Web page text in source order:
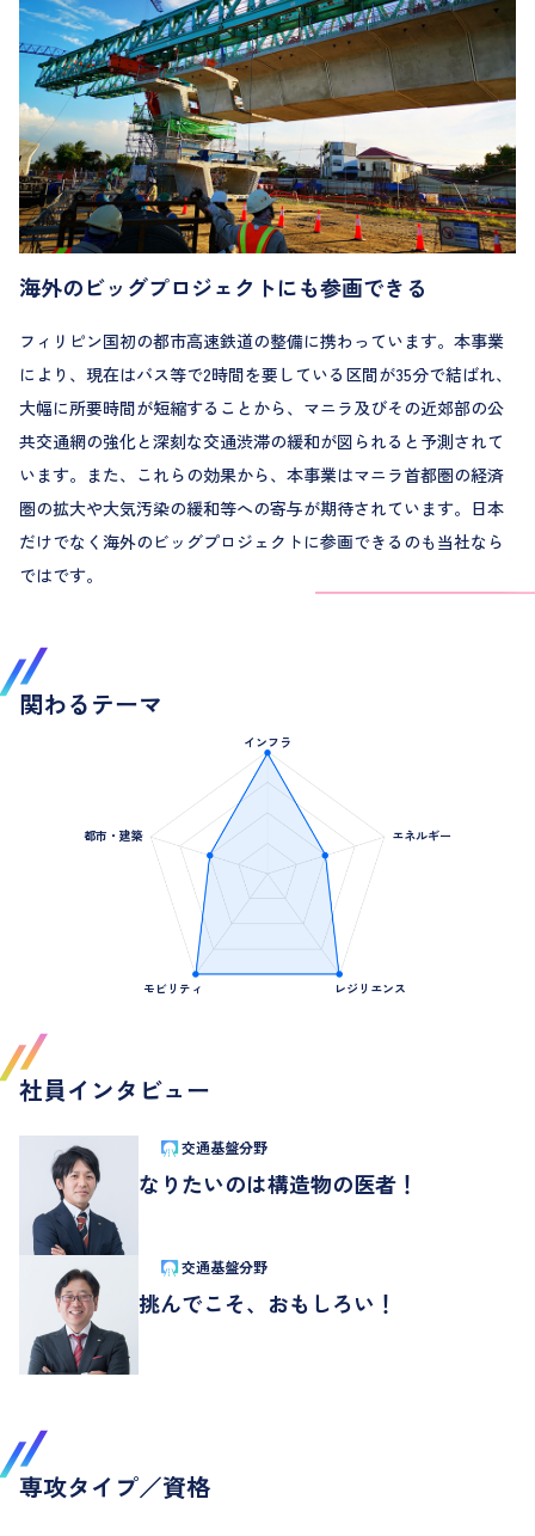
海外のビッグプロジェクトにも参画できる
フィリピン国初の都市高速鉄道の整備に携わっています。本事業
により、現在はバス等で2時間を要している区間が35分で結ばれ、
大幅に所要時間が短縮することから、マニラ及びその近郊部の公
共交通網の強化と深刻な交通渋滞の緩和が図られると予測されて
います。また、これらの効果から、本事業はマニラ首都圏の経済
圏の拡大や大気汚染の緩和等への寄与が期待されています。日本
だけでなく海外のビッグプロジェクトに参画できるのも当社なら
ではです。
関わるテーマ
インフラ
都市・建築(2)
モビリティ レジリエンス
エネルギー
社員インタビュー
なりたいのは構造物の医者！
交通基盤分野
挑んでこそ、 おもしろい！
交通基盤分野
専攻タイプ／資格